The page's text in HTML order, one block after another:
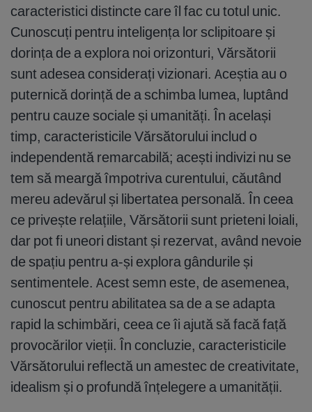
caracteristici distincte care îl fac cu totul unic.
Cunoscuți pentru inteligența lor sclipitoare și
dorința de a explora noi orizonturi, Vărsătorii
sunt adesea considerați vizionari. Aceștia au o
puternică dorință de a schimba lumea, luptând
pentru cauze sociale și umanități. În același
timp, caracteristicile Vărsătorului includ o
independentă remarcabilă; acești indivizi nu se
tem să meargă împotriva curentului, căutând
mereu adevărul și libertatea personală. În ceea
ce privește relațiile, Vărsătorii sunt prieteni loiali,
dar pot fi uneori distant și rezervat, având nevoie
de spațiu pentru a-și explora gândurile și
sentimentele. Acest semn este, de asemenea,
cunoscut pentru abilitatea sa de a se adapta
rapid la schimbări, ceea ce îi ajută să facă față
provocărilor vieții. În concluzie, caracteristicile
Vărsătorului reflectă un amestec de creativitate,
idealism și o profundă înțelegere a umanității.